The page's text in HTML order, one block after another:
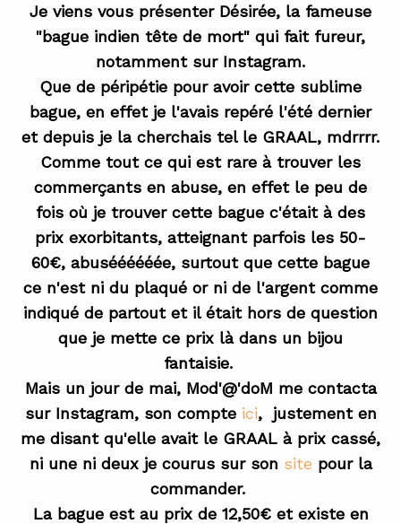
Je viens vous présenter Désirée, la fameuse
"bague indien tête de mort" qui fait fureur,
notamment sur Instagram.
Que de péripétie pour avoir cette sublime
bague, en effet je l'avais repéré l'été dernier
et depuis je la cherchais tel le GRAAL, mdrrrr.
Comme tout ce qui est rare à trouver les
commerçants en abuse, en effet le peu de
fois où je trouver cette bague c'était à des
prix exorbitants, atteignant parfois les 50-
60€, abuséééééée, surtout que cette bague
ce n'est ni du plaqué or ni de l'argent comme
indiqué de partout et il était hors de question
que je mette ce prix là dans un bijou
fantaisie.
Mais un jour de mai, Mod'@'doM me contacta
sur Instagram, son compte ici, justement en
me disant qu'elle avait le GRAAL à prix cassé,
ni une ni deux je courus sur son site pour la
commander.
La bague est au prix de 12,50€ et existe en